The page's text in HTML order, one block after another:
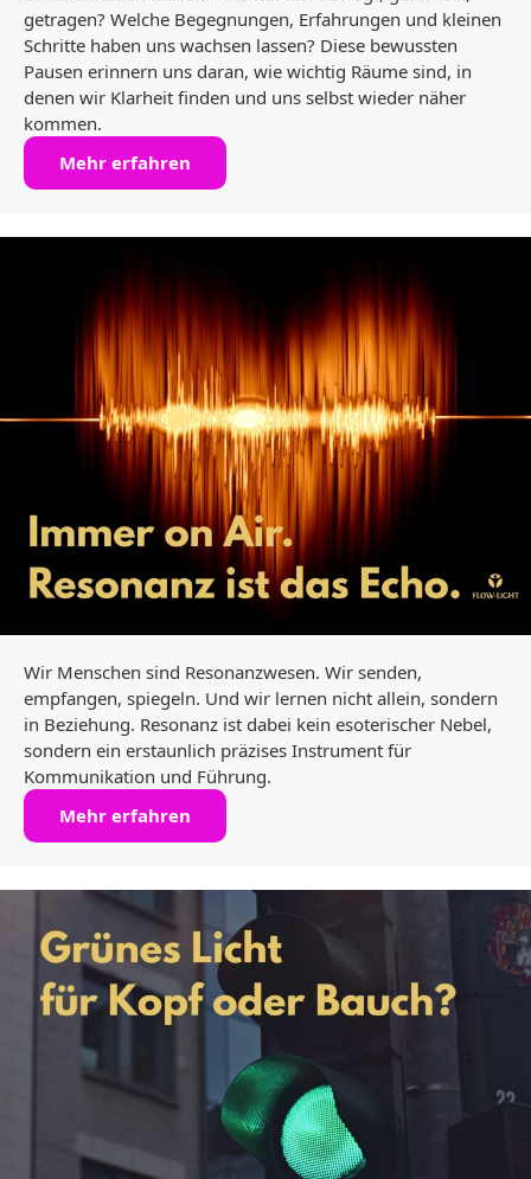
getragen? Welche Begegnungen, Erfahrungen und kleinen
Schritte haben uns wachsen lassen? Diese bewussten
Pausen erinnern uns daran, wie wichtig Räume sind, in
denen wir Klarheit finden und uns selbst wieder näher
kommen.
Mehr erfahren
Wir Menschen sind Resonanzwesen. Wir senden,
empfangen, spiegeln. Und wir lernen nicht allein, sondern
in Beziehung. Resonanz ist dabei kein esoterischer Nebel,
sondern ein erstaunlich präzises Instrument für
Kommunikation und Führung.
Mehr erfahren